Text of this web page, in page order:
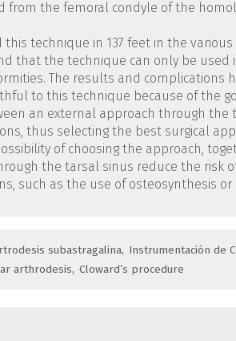
from the femoral condyle of the
this technique in 137 feet in the
that the technique can only be
The results and complications
to this technique because of the
an external approach through
thus selecting the best surgical
of choosing the approach,
the tarsal sinus reduce the risk
such as the use of osteosynthesis
subastragalina Instrumentación de
arthrodesis Cloward’s procedure